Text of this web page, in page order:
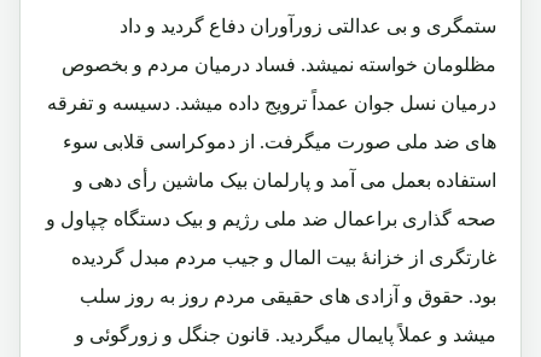
ستمگری و بی عدالتی زورآوران دفاع گردید و داد
مظلومان خواسته نمیشد. فساد درمیان مردم و بخصوص
درمیان نسل جوان عمداً ترویج داده میشد. دسیسه و تفرقه
های ضد ملی صورت میگرفت. از دموکراسی قلابی سوء
استفاده بعمل می آمد و پارلمان بیک ماشین رأی دهی و
صحه گذاری براعمال ضد ملی رژیم و بیک دستگاه چپاول و
غارتگری از خزانۀ بیت المال و جیب مردم مبدل گردیده
بود. حقوق و آزادی های حقیقی مردم روز به روز سلب
میشد و عملاً پایمال میگردید. قانون جنگل و زورگوئی و